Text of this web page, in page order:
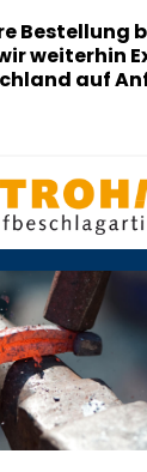
Bestellung
weiterhin
auf